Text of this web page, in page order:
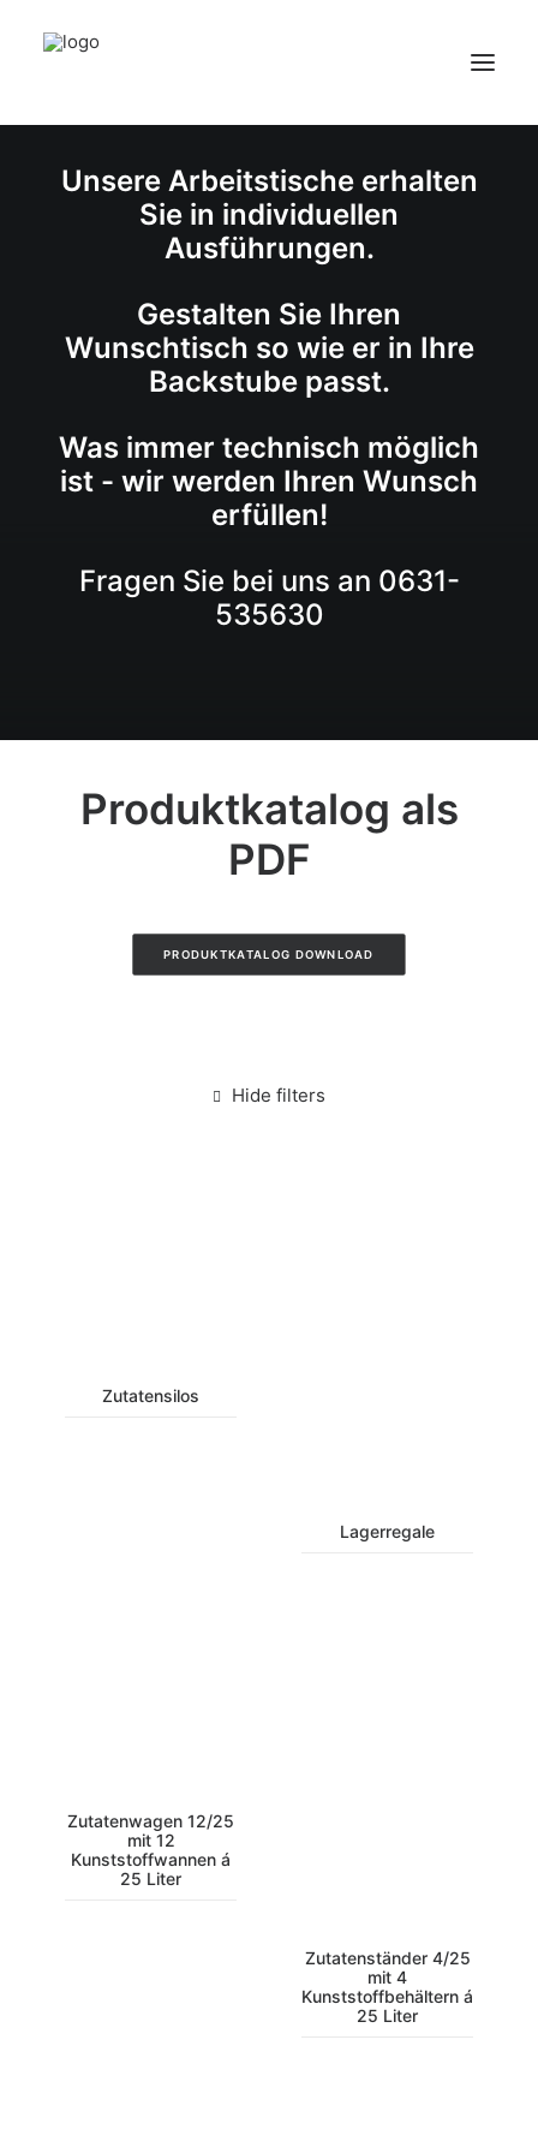
HOME
Unsere Arbeitstische erhalten
Sie in individuellen
Ausführungen.
Gestalten Sie Ihren
Wunschtisch so wie er in Ihre
Backstube passt.
Was immer technisch möglich
ist - wir werden Ihren Wunsch
erfüllen!
Fragen Sie bei uns an 0631-
535630
Produktkatalog als
PDF
PRODUKTKATALOG DOWNLOAD
Hide filters
Zutatensilos
Lagerregale
Zutatenwagen 12/25
mit 12
Kunststoffwannen á
25 Liter
Zutatenständer 4/25
mit 4
Kunststoffbehältern á
25 Liter